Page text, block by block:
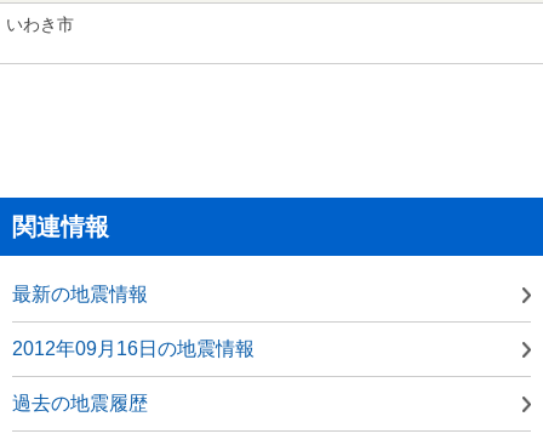
いわき市
関連情報
最新の地震情報
2012年09月16日の地震情報
過去の地震履歴